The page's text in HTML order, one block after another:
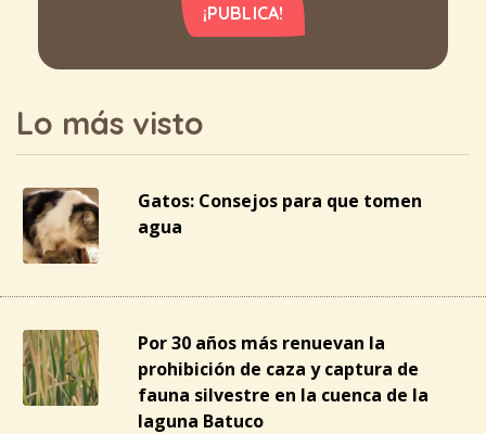
¡PUBLICA!
Lo más visto
Gatos: Consejos para que tomen
agua
Por 30 años más renuevan la
prohibición de caza y captura de
fauna silvestre en la cuenca de la
laguna Batuco